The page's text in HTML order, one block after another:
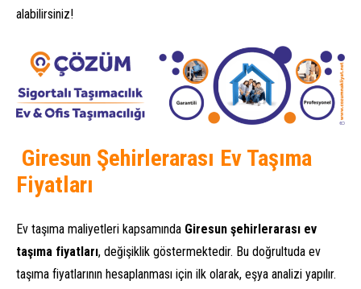
alabilirsiniz!
Giresun Şehirlerarası Ev Taşıma
Fiyatları
Ev taşıma maliyetleri kapsamında Giresun şehirlerarası ev
taşıma fiyatları, değişiklik göstermektedir. Bu doğrultuda ev
taşıma fiyatlarının hesaplanması için ilk olarak, eşya analizi yapılır.